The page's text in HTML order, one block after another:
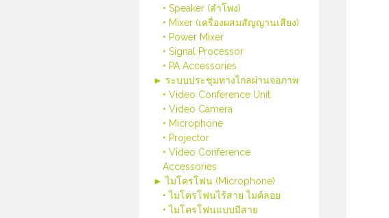
• Speaker (ลำโพง)
• Mixer (เครื่องผสมสัญญานเสียง)
• Power Mixer
• Signal Processor
• PA Accessories
► ระบบประชุมทางไกลผ่านจอภาพ
• Video Conference Unit
• Video Camera
• Microphone
• Projector
• Video Conference
Accessories
► ไมโครโฟน (Microphone)
• ไมโครโฟนไร้สาย ไมค์ลอย
• ไมโครโฟนแบบมีสาย